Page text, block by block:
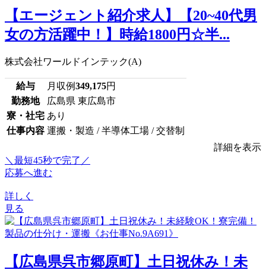
【エージェント紹介求人】【20~40代男
女の方活躍中！】時給1800円☆半...
株式会社ワールドインテック(A)
給与 月収例349,175円
勤務地
広島県 東広島市
寮・社宅 あり
仕事内容 運搬・製造 / 半導体工場 / 交替制
詳細を表示
＼最短45秒で完了／
応募へ進む
詳しく
見る
【広島県呉市郷原町】土日祝休み！未